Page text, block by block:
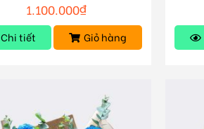
1.100.000₫
Chi tiết Giỏ hàng